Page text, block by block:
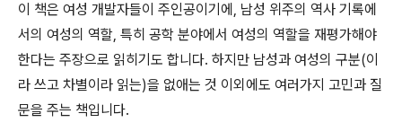
이 책은 여성 개발자들이 주인공이기에, 남성 위주의 역사 기록에
서의 여성의 역할, 특히 공학 분야에서 여성의 역할을 재평가해야
한다는 주장으로 읽히기도 합니다. 하지만 남성과 여성의 구분(이
라 쓰고 차별이라 읽는)을 없애는 것 이외에도 여러가지 고민과 질
문을 주는 책입니다.